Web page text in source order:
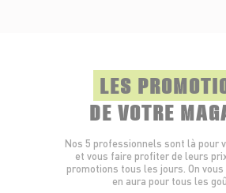
LES
DE VOTRE
Nos 5 professionnels sont là pour
et vous faire profiter de leurs
promotions tous les jours. On vous
en aura pour tous les